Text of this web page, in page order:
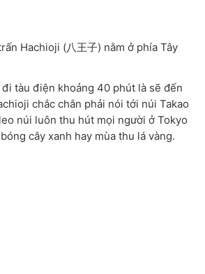
Hachioji (八王子) nằm ở phía Tây
tàu điện khoảng 40 phút là sẽ đến
chắc chắn phải nói tới núi Takao
núi luôn thu hút mọi người ở Tokyo
cây xanh hay mùa thu lá vàng.